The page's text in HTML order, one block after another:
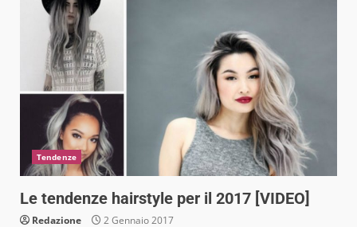
Tendenze
Le tendenze hairstyle per il 2017 [VIDEO]
Redazione 2 Gennaio 2017